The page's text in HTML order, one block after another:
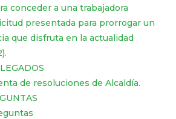
conceder a una trabajadora
presentada para prorrogar un
que disfruta en la actualidad
de resoluciones de Alcaldía.